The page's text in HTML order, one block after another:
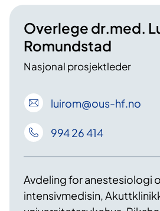
Overlege dr.med.
Romundstad
Nasjonal prosjektleder
luirom@ous-hf.no
994 26 414
Avdeling for anestesiologi
intensivmedisin,